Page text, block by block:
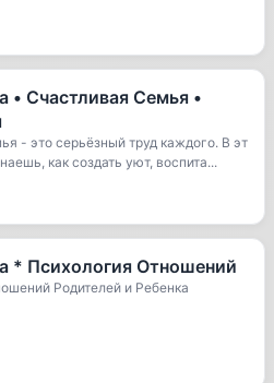
• Счастливая Семья •
- это серьёзный труд каждого. В эт
как создать уют, воспита...
* Психология Отношений
Родителей и Ребенка